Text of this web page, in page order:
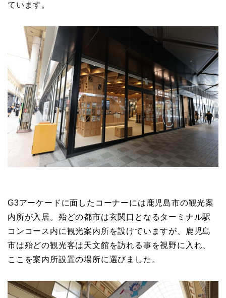
ています。
G3アーケードに面したコーナーには鹿児島市の観光案
内所が入居。殆どの都市は玄関口となるターミナル駅
コンコース内に観光案内所を設けていますが、鹿児島
市は殆どの観光客は天文館を訪れる事を視野に入れ、
ここを案内所設置の場所に選びました。